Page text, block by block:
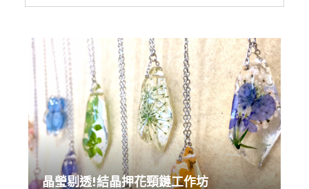
晶瑩剔透!結晶押花頸鏈工作坊